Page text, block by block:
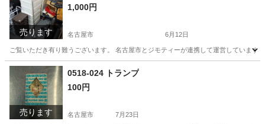
売ります
1,000円
名古屋市 6月12日
ご覧いただき有り難うございます。 名古屋市とジモティーが連携して運営していま
愛知 名古屋市 リユース
売ります
0518-024 トランプ
100円
名古屋市 7月23日